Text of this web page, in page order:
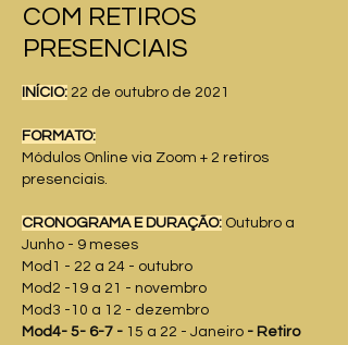
COM RETIROS
PRESENCIAIS
INÍCIO: 22 de outubro de 2021
FORMATO:
Módulos Online via Zoom + 2 retiros
presenciais.
CRONOGRAMA E DURAÇÃO: Outubro a
Junho - 9 meses
Mod1 - 22 a 24 - outubro
Mod2 -19 a 21 - novembro
Mod3 -10 a 12 - dezembro
Mod4- 5- 6-7 - 15 a 22 - Janeiro - Retiro